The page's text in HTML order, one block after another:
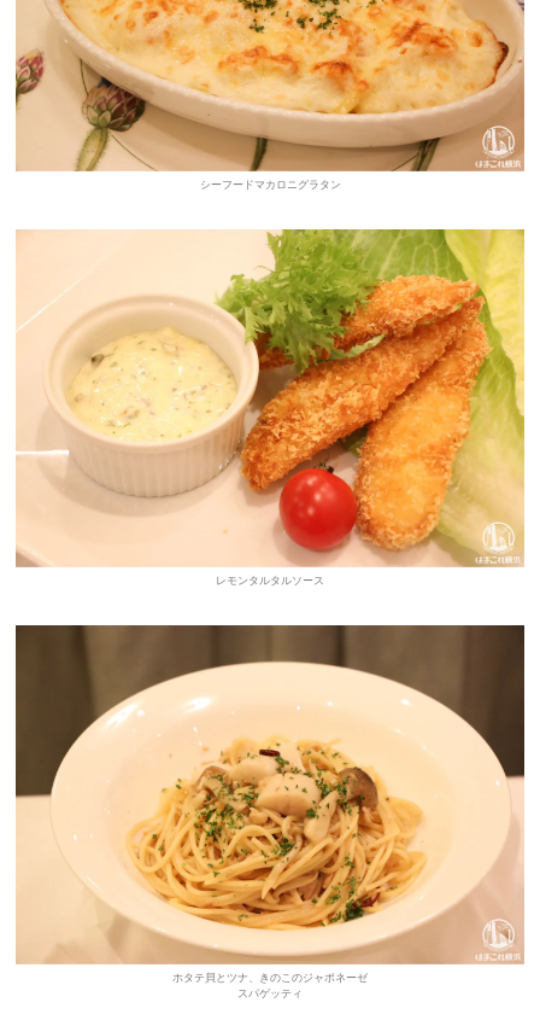
シーフードマカロニグラタン
レモンタルタルソース
ホタテ貝とツナ、きのこのジャポネーゼ
スパゲッティ